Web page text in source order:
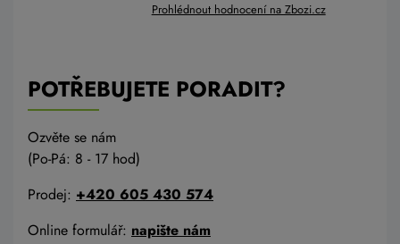
Prohlédnout hodnocení na Zbozi.cz
POTŘEBUJETE PORADIT?
Ozvěte se nám
(Po-Pá: 8 - 17 hod)
Prodej: +420 605 430 574
Online formulář: napište nám